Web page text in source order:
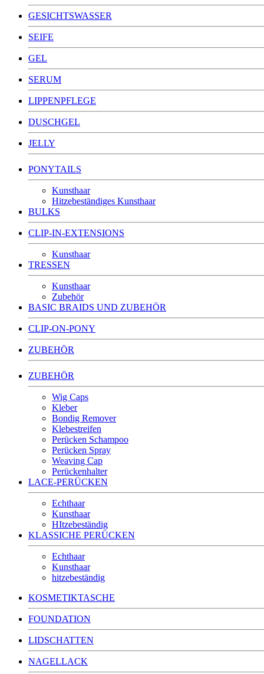
GESICHTSWASSER
SEIFE
GEL
SERUM
LIPPENPFLEGE
DUSCHGEL
JELLY
PONYTAILS
Kunsthaar
Hitzebeständiges Kunsthaar
BULKS
CLIP-IN-EXTENSIONS
Kunsthaar
TRESSEN
Kunsthaar
Zubehör
BASIC BRAIDS UND ZUBEHÖR
CLIP-ON-PONY
ZUBEHÖR
ZUBEHÖR
Wig Caps
Kleber
Bondig Remover
Klebestreifen
Perücken Schampoo
Perücken Spray
Weaving Cap
Perückenhalter
LACE-PERÜCKEN
Echthaar
Kunsthaar
HItzebeständig
KLASSICHE PERÜCKEN
Echthaar
Kunsthaar
hitzebeständig
KOSMETIKTASCHE
FOUNDATION
LIDSCHATTEN
NAGELLACK